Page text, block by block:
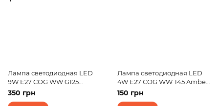
Лампа светодиодная LED
9W E27 COG WW G125
Amber 220V
350 грн
Лампа светодиодная LED
4W E27 COG WW T45 Amber
220V
150 грн